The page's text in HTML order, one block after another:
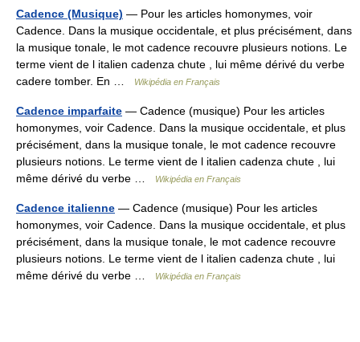
Cadence (Musique) — Pour les articles homonymes, voir
Cadence. Dans la musique occidentale, et plus précisément, dans
la musique tonale, le mot cadence recouvre plusieurs notions. Le
terme vient de l italien cadenza chute , lui même dérivé du verbe
cadere tomber. En …
Wikipédia en Français
Cadence imparfaite — Cadence (musique) Pour les articles
homonymes, voir Cadence. Dans la musique occidentale, et plus
précisément, dans la musique tonale, le mot cadence recouvre
plusieurs notions. Le terme vient de l italien cadenza chute , lui
même dérivé du verbe …
Wikipédia en Français
Cadence italienne — Cadence (musique) Pour les articles
homonymes, voir Cadence. Dans la musique occidentale, et plus
précisément, dans la musique tonale, le mot cadence recouvre
plusieurs notions. Le terme vient de l italien cadenza chute , lui
même dérivé du verbe …
Wikipédia en Français